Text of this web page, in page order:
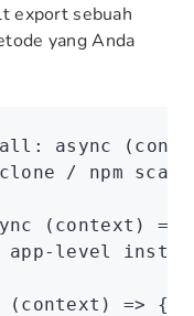
export sebuah
yang Anda
: async
/ npm
(context) =>
app-level
(context) => {